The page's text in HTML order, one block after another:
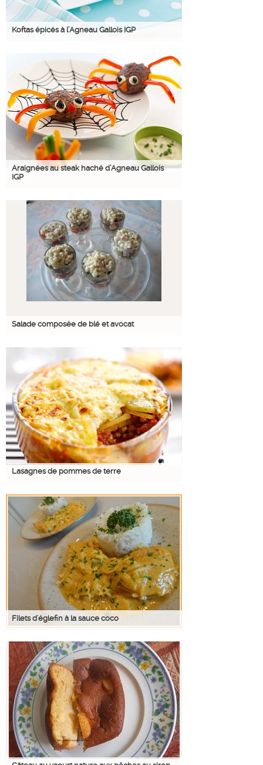
Koftas épicés à l’Agneau Gallois IGP
Araignées au steak haché d’Agneau Gallois
IGP
Salade composée de blé et avocat
Lasagnes de pommes de terre
Filets d'églefin à la sauce coco